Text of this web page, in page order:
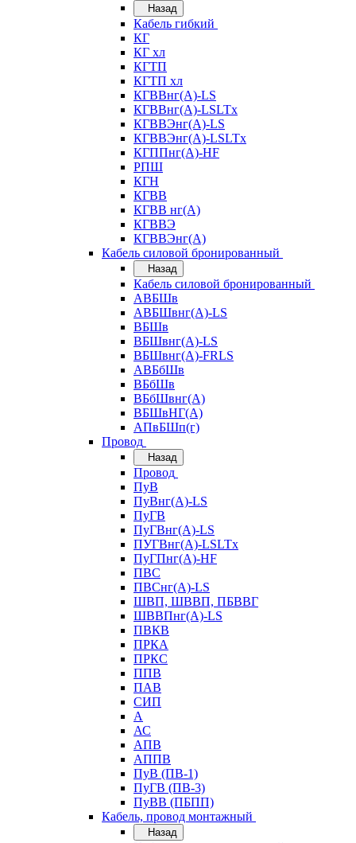
Назад
Кабель гибкий
КГ
КГ хл
КГТП
КГТП хл
КГВВнг(А)-LS
КГВВнг(А)-LSLTx
КГВВЭнг(А)-LS
КГВВЭнг(А)-LSLTx
КГППнг(А)-HF
РПШ
КГН
КГВВ
КГВВ нг(А)
КГВВЭ
КГВВЭнг(А)
Кабель силовой бронированный
Назад
Кабель силовой бронированный
АВБШв
АВБШвнг(А)-LS
ВБШв
ВБШвнг(А)-LS
ВБШвнг(А)-FRLS
АВБбШв
ВБбШв
ВБбШвнг(А)
ВБШвНГ(А)
АПвБШп(г)
Провод
Назад
Провод
ПуВ
ПуВнг(А)-LS
ПуГВ
ПуГВнг(А)-LS
ПУГВнг(А)-LSLTx
ПуГПнг(А)-HF
ПВС
ПВСнг(А)-LS
ШВП, ШВВП, ПБВВГ
ШВВПнг(А)-LS
ПВКВ
ПРКА
ПРКС
ППВ
ПАВ
СИП
А
АС
АПВ
АППВ
ПуВ (ПВ-1)
ПуГВ (ПВ-3)
ПуВВ (ПБПП)
Кабель, провод монтажный
Назад